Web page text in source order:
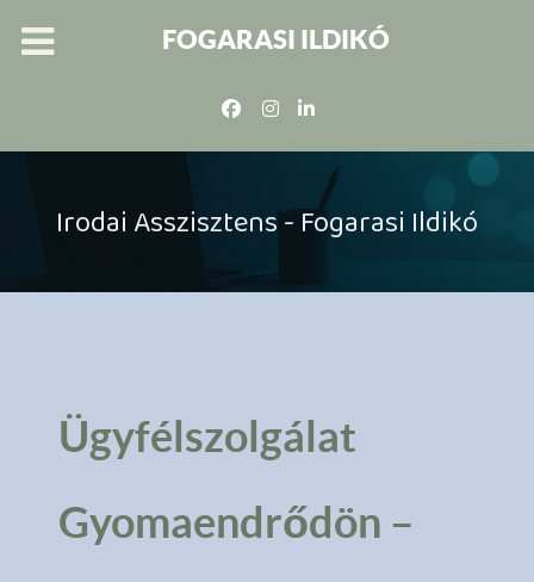
FOGARASI ILDIKÓ
Irodai Asszisztens - Fogarasi Ildikó
Ügyfélszolgálat
Gyomaendrődön –